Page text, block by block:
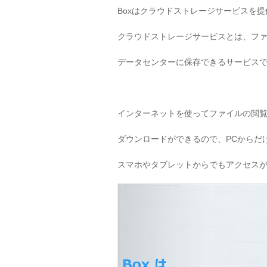
Boxはクラウドストレージサービスを
クラウドストレージサービスとは、フ
データセンターに保存できるサービス
インターネットを使ってファイルの閲
ダウンロードができるので、PCからだ
スマホやタブレットからでもアクセス